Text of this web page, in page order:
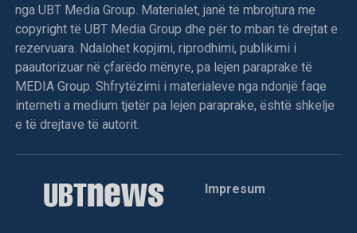
nga UBT Media Group. Materialet, janë të mbrojtura me
copyright të UBT Media Group dhe për to mban të drejtat e
rezervuara. Ndalohet kopjimi, riprodhimi, publikimi i
paautorizuar në çfarëdo mënyre, pa lejen paraprake të
MEDIA Group. Shfrytëzimi i materialeve nga ndonjë faqe
interneti a medium tjetër pa lejen paraprake, është shkelje
e të drejtave të autorit.
Impresum